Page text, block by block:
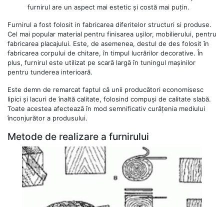
furnirul are un aspect mai estetic și costă mai puțin.
Furnirul a fost folosit in fabricarea diferitelor structuri si produse.
Cel mai popular material pentru finisarea ușilor, mobilierului, pentru
fabricarea placajului. Este, de asemenea, destul de des folosit în
fabricarea corpului de chitare, în timpul lucrărilor decorative. În
plus, furnirul este utilizat pe scară largă în tuningul mașinilor
pentru tunderea interioară.
Este demn de remarcat faptul că unii producători economisesc
lipici și lacuri de înaltă calitate, folosind compuși de calitate slabă.
Toate acestea afectează în mod semnificativ curățenia mediului
înconjurător a produsului.
Metode de realizare a furnirului